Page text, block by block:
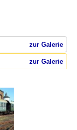
zur Galerie
zur Galerie